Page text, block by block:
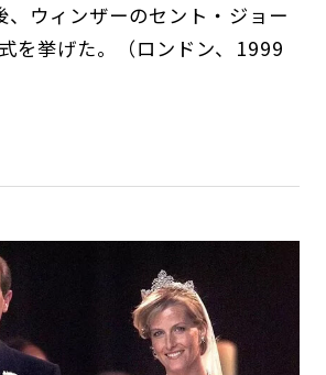
、ウィンザーのセント・ジョー
を挙げた。（ロンドン、1999